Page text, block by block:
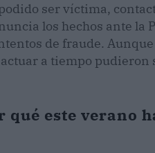
ser víctima,
los hechos ante la
de fraude.
a tiempo pudieron
qué este verano